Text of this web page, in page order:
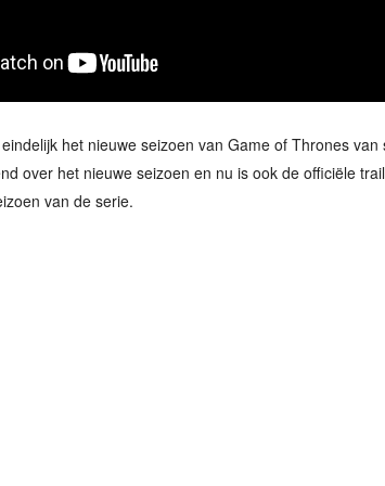
het nieuwe seizoen van Game of Thrones
over het nieuwe seizoen en nu is ook de officiële
van de serie.